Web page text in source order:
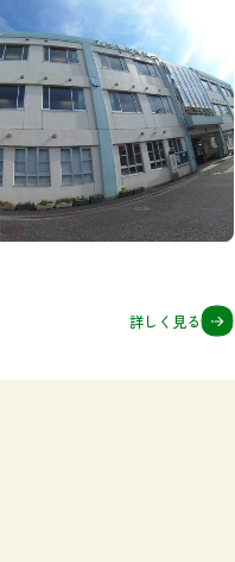
詳しく見る